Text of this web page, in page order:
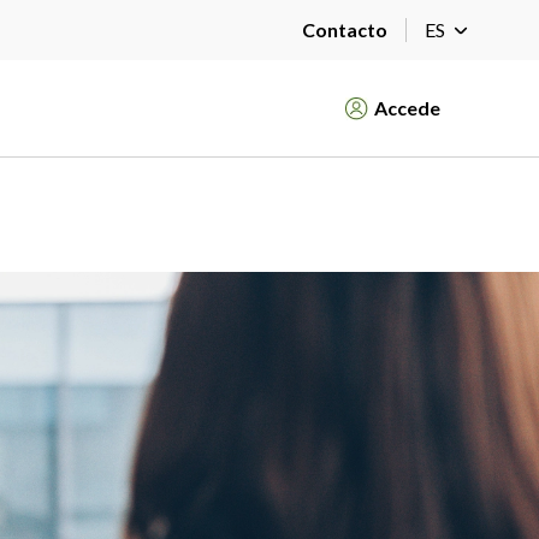
Contacto ES
Accede